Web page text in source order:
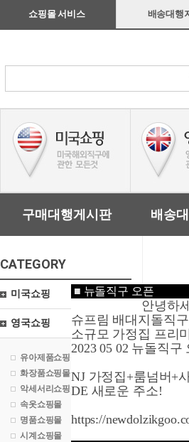
■ 뉴돌직구 오픈
안녕하
슈프림 배대지돌직
소규모 가정집 프리
2023 05 02 뉴돌직구
NJ 가정집+룸넘버+
DE 새로운 주소!
https://
쇼핑몰 서비스 배송대행
구매대행게시판 배송
CATEGORY
미국쇼핑
영국쇼핑
유아제품쇼핑몰
화장품쇼핑몰
악세서리쇼핑몰
속옷쇼핑몰
명품쇼핑몰
시계쇼핑몰